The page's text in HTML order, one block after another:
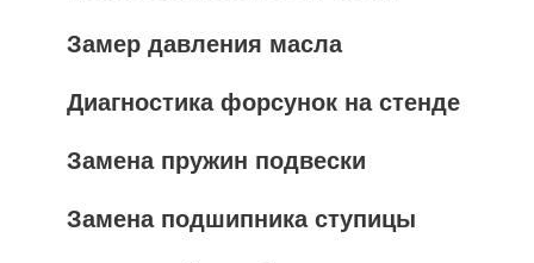
Замер давления масла
Диагностика форсунок на стенде
Замена пружин подвески
Замена подшипника ступицы